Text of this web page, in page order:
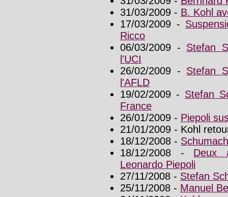
31/03/2009 - B. Kohl
17/03/2009 -
Ricco
06/03/2009 - Stefan
l'UCI
26/02/2009 - Stefan
l'AFLD
19/02/2009 - Stefan
France
26/01/2009 - Piepoli
21/01/2009 - Kohl
18/12/2008 -
18/12/2008 - Deux
Leonardo Piepoli
27/11/2008 - Stefan
25/11/2008 - Manuel